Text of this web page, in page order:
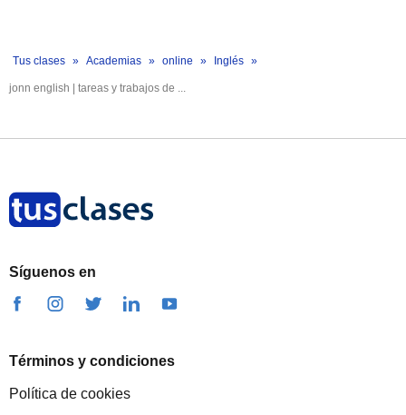
Tus clases Academias online Inglés
jonn english | tareas y trabajos de ...
Síguenos en
Términos y condiciones
Política de cookies